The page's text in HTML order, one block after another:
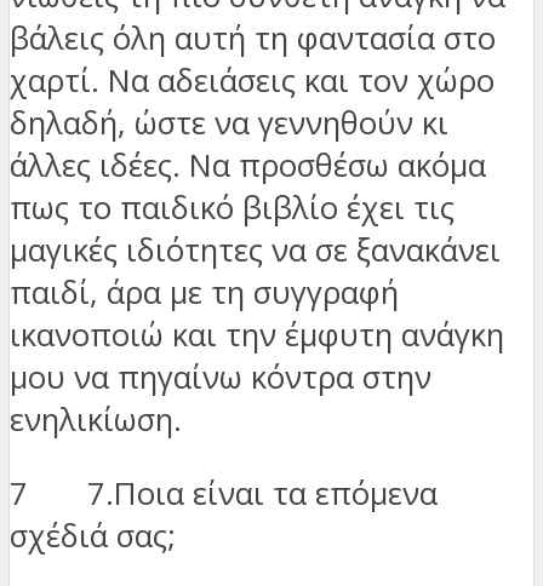
βάλεις όλη αυτή τη φαντασία στο
χαρτί. Να αδειάσεις και τον χώρο
δηλαδή, ώστε να γεννηθούν κι
άλλες ιδέες. Να προσθέσω ακόμα
πως το παιδικό βιβλίο έχει τις
μαγικές ιδιότητες να σε ξανακάνει
παιδί, άρα με τη συγγραφή
ικανοποιώ και την έμφυτη ανάγκη
μου να πηγαίνω κόντρα στην
ενηλικίωση.
7 7.Ποια είναι τα επόμενα
σχέδιά σας;